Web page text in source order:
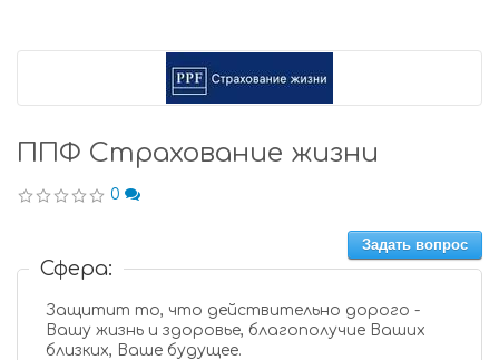
ППФ Страхование жизни
0
Задать вопрос
Сфера:
Защитит то, что действительно дорого -
Вашу жизнь и здоровье, благополучие Ваших
близких, Ваше будущее.